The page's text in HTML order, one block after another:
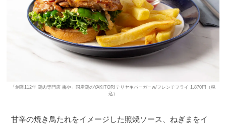
「創業112年 鶏肉専門店 梅や」国産鶏のYAKITORIテリヤキバーガーw/フレンチフライ 1,870円（税
込）
甘辛の焼き鳥たれをイメージした照焼ソース、ねぎまをイ